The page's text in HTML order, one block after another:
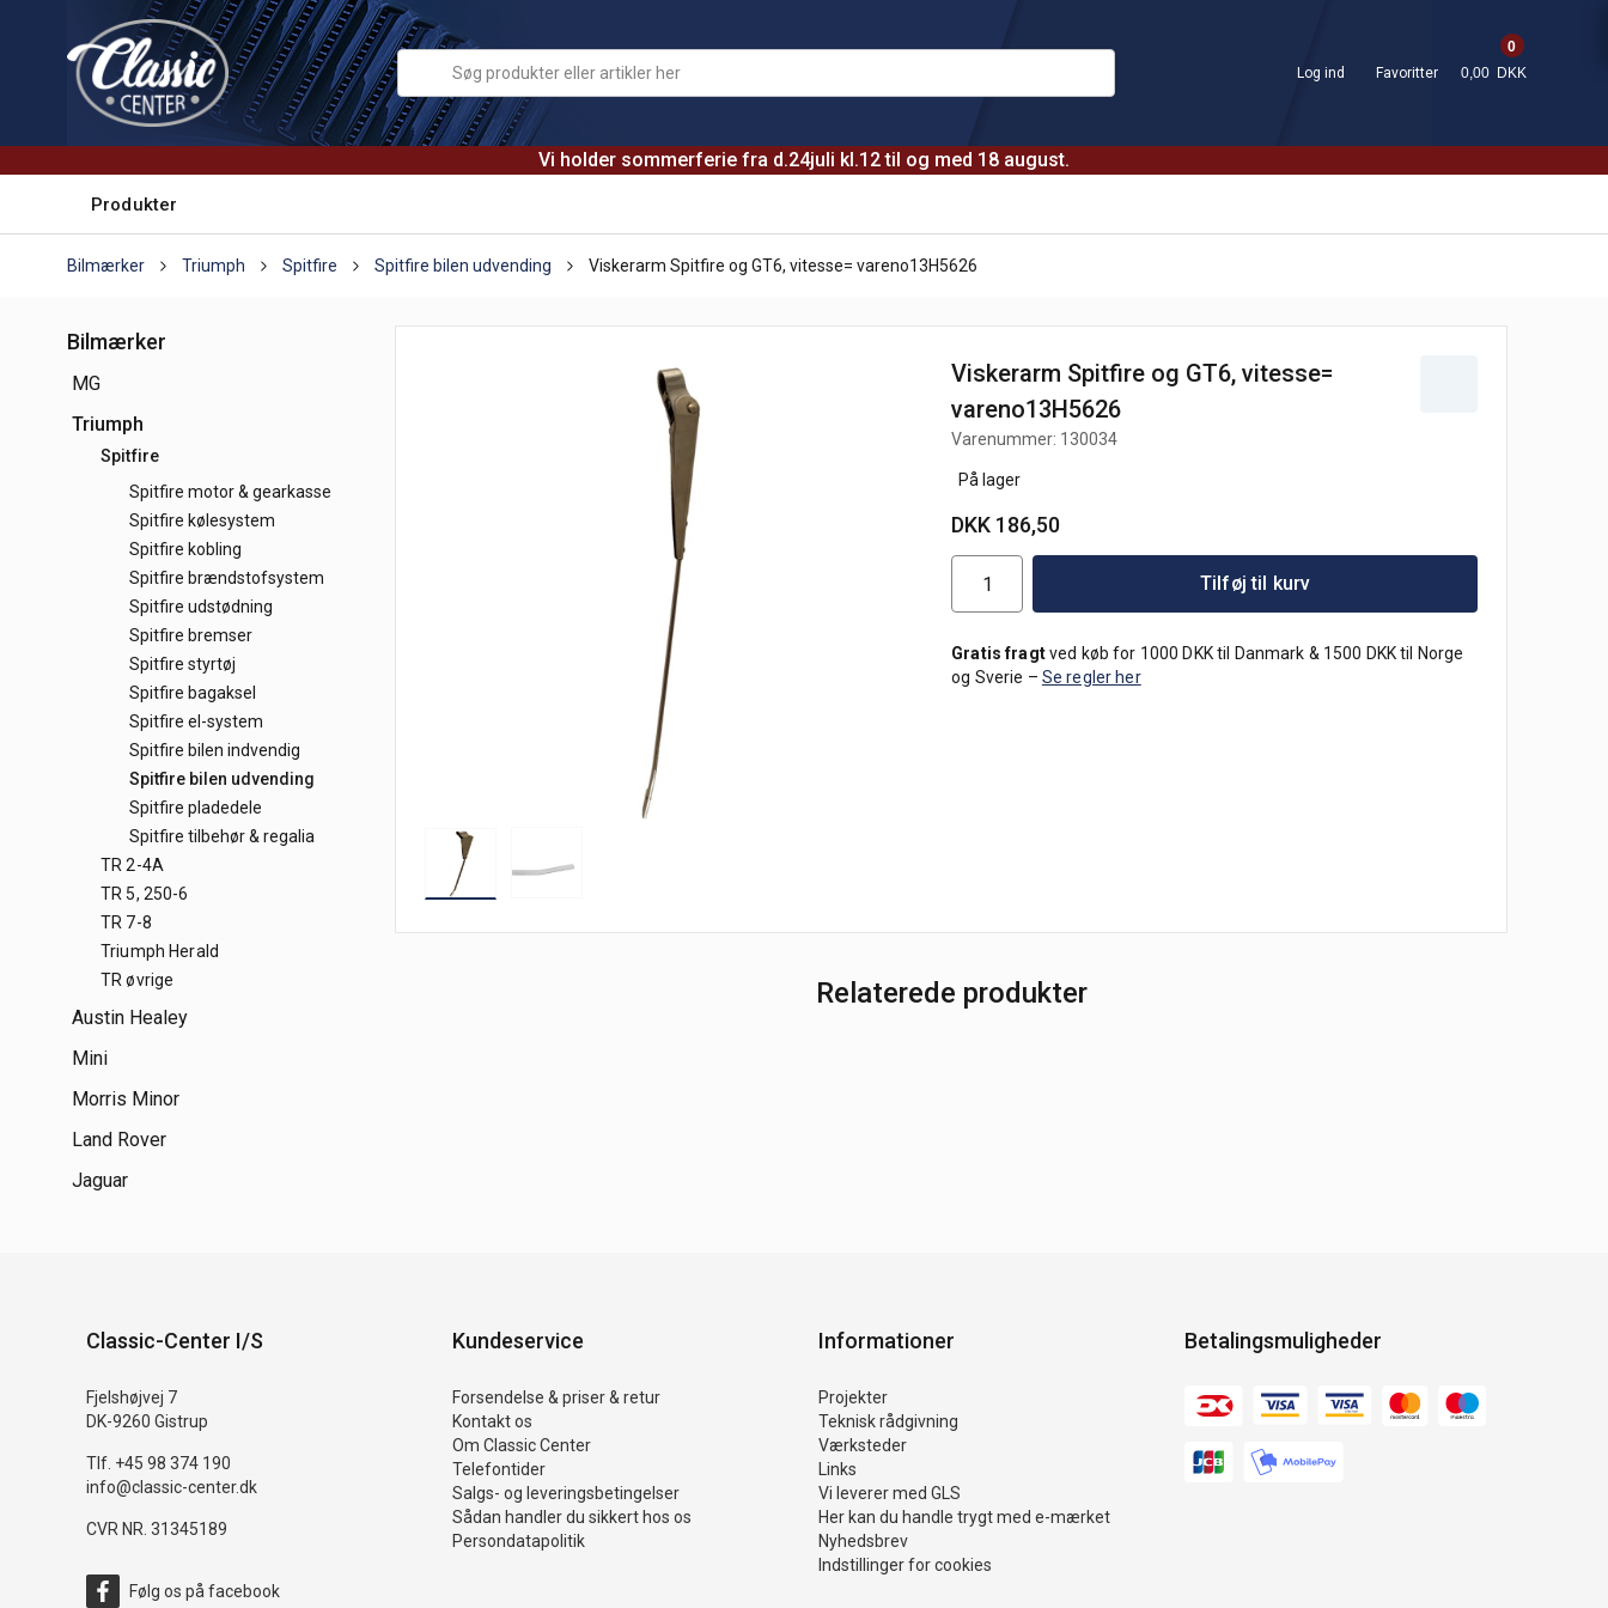
Vi holder sommerferie fra d.24juli kl.12 til og med 18 august.
Log ind Favoritter
0
0,00 DKK
Produkter
Bilmærker Triumph Spitfire Spitfire bilen udvending Viskerarm Spitfire og GT6, vitesse= vareno13H5626
Bilmærker
MG
Triumph
Spitfire
Spitfire motor & gearkasse
Spitfire kølesystem
Spitfire kobling
Spitfire brændstofsystem
Spitfire udstødning
Spitfire bremser
Spitfire styrtøj
Spitfire bagaksel
Spitfire el-system
Spitfire bilen indvendig
Spitfire bilen udvending
Spitfire pladedele
Spitfire tilbehør & regalia
TR 2-4A
TR 5, 250-6
TR 7-8
Triumph Herald
TR øvrige
Austin Healey
Mini
Morris Minor
Land Rover
Jaguar
Viskerarm Spitfire og GT6, vitesse=
vareno13H5626
Varenummer: 130034
På lager
DKK 186,50
Tilføj til kurv
Gratis fragtved køb for 1000 DKK til Danmark & 1500 DKK til Norge
og Sverie – Se regler her
Relaterede produkter
Classic-Center I/S
Fjelshøjvej 7
DK-9260 Gistrup
Tlf. +45 98 374 190
info@classic-center.dk
CVR NR. 31345189
Følg os på facebook
Kundeservice
Forsendelse & priser & retur
Kontakt os
Om Classic Center
Telefontider
Salgs- og leveringsbetingelser
Sådan handler du sikkert hos os
Persondatapolitik
Informationer
Projekter
Teknisk rådgivning
Værksteder
Links
Vi leverer med GLS
Her kan du handle trygt med e-mærket
Nyhedsbrev
Indstillinger for cookies
Betalingsmuligheder